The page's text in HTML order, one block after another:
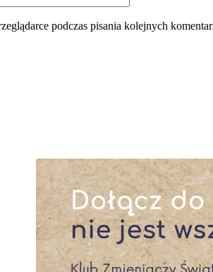
podczas pisania kolejnych